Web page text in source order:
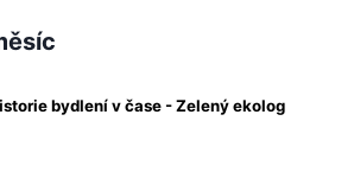
bydlení v čase - Zelený ekolog